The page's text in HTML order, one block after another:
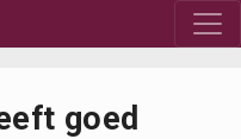
goed